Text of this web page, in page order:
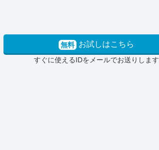
無料 お試しはこちら
すぐに使えるIDをメールでお送りします